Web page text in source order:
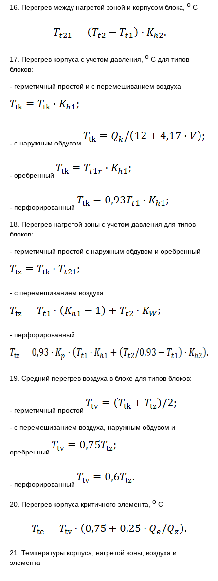
16. Перегрев между нагретой зоной и корпусом блока, о С
17. Перегрев корпуса с учетом давления, о С для типов
блоков:
- герметичный простой и с перемешиванием воздуха
- с наружным обдувом
- оребренный
- перфорированный
18. Перегрев нагретой зоны с учетом давления для типов
блоков:
- герметичный простой с наружным обдувом и оребренный
- с перемешиванием воздуха
- перфорированный
19. Средний перегрев воздуха в блоке для типов блоков:
- герметичный простой
- с перемешиванием воздуха, наружным обдувом и
оребренный
- перфорированный
20. Перегрев корпуса критичного элемента, о С
21. Температуры корпуса, нагретой зоны, воздуха и
элемента